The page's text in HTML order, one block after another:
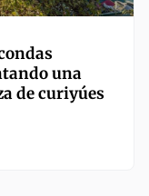
una
de curiyúes